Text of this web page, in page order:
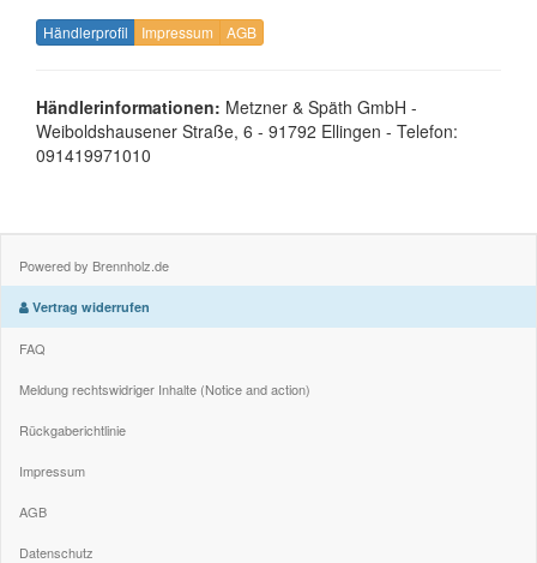
Händlerprofil Impressum AGB
Händlerinformationen: Metzner & Späth GmbH -
Weiboldshausener Straße, 6 - 91792 Ellingen - Telefon:
091419971010
Powered by Brennholz.de
Vertrag widerrufen
FAQ
Meldung rechtswidriger Inhalte (Notice and action)
Rückgaberichtlinie
Impressum
AGB
Datenschutz